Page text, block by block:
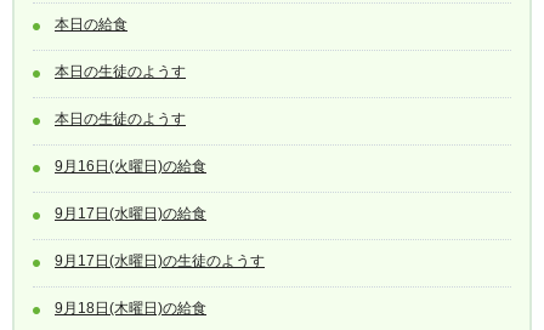
本日の給食
本日の生徒のようす
本日の生徒のようす
9月16日(火曜日)の給食
9月17日(水曜日)の給食
9月17日(水曜日)の生徒のようす
9月18日(木曜日)の給食